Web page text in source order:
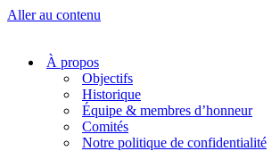
Aller au contenu
À propos
Objectifs
Historique
Équipe & membres d’honneur
Comités
Notre politique de confidentialité